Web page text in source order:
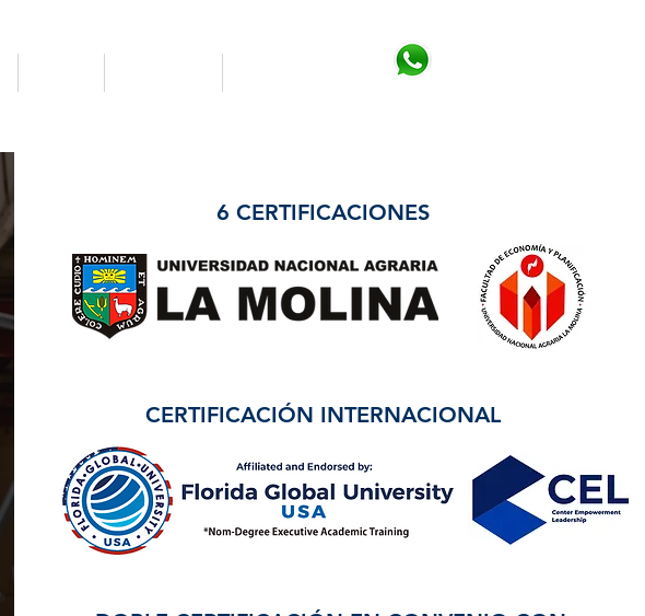
6 CERTIFICACIONES
CERTIFICACIÓN INTERNACIONAL